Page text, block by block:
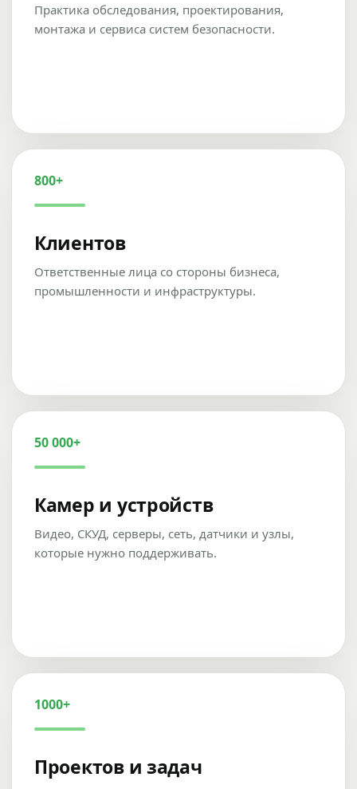
Практика обследования, проектирования,
монтажа и сервиса систем безопасности.
800+
Клиентов
Ответственные лица со стороны бизнеса,
промышленности и инфраструктуры.
50 000+
Камер и устройств
Видео, СКУД, серверы, сеть, датчики и узлы,
которые нужно поддерживать.
1000+
Проектов и задач